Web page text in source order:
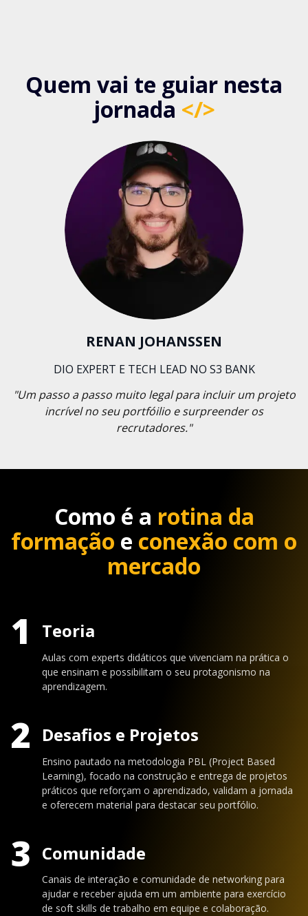
Quem vai te guiar nesta
jornada </>
RENAN JOHANSSEN
DIO EXPERT E TECH LEAD NO S3 BANK
"Um passo a passo muito legal para incluir um projeto
incrível no seu portfóilio e surpreender os
recrutadores."
Como é a rotina da
formação e conexão com o
mercado
1 Teoria
Aulas com experts didáticos que vivenciam na prática o
que ensinam e possibilitam o seu protagonismo na
aprendizagem.
2 Desafios e Projetos
Ensino pautado na metodologia PBL (Project Based
Learning), focado na construção e entrega de projetos
práticos que reforçam o aprendizado, validam a jornada
e oferecem material para destacar seu portfólio.
3 Comunidade
Canais de interação e comunidade de networking para
ajudar e receber ajuda em um ambiente para exercício
de soft skills de trabalho em equipe e colaboração.